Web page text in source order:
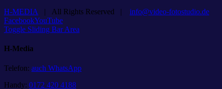
H-MEDIA | All Rights Reserved | info@video-fotostudio.de
FacebookYouTube
Toggle Sliding Bar Area
H-Media
Telefon: auch WhatsApp
Handy: 0172 420 4188